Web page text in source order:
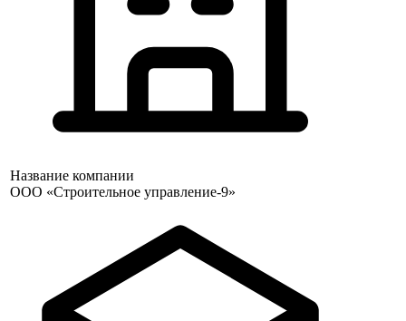
Название компании
ООО «Строительное управление-9»